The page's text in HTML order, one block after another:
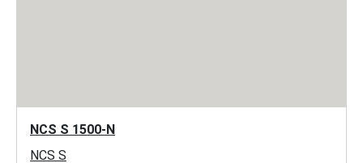
NCS S 1500-N
NCS S